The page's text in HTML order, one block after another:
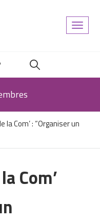
Com’ : “Organiser un
Com’